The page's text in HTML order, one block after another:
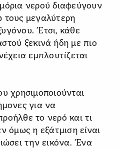
νερού διαφεύγουν
μεγαλύτερη
Έτσι, κάθε
ξεκινά ήδη με πιο
εμπλουτίζεται
χρησιμοποιούνται
για να
το νερό και τι
όμως η εξάτμιση είναι
την εικόνα. Ένα